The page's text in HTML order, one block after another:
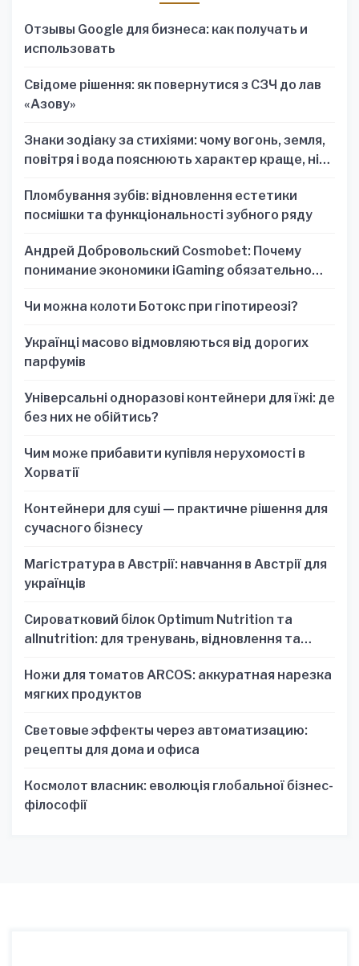
Отзывы Google для бизнеса: как получать и
использовать
Свідоме рішення: як повернутися з СЗЧ до лав
«Азову»
Знаки зодіаку за стихіями: чому вогонь, земля,
повітря і вода пояснюють характер краще, ніж
Пломбування зубів: відновлення естетики
посмішки та функціональності зубного ряду
Андрей Добровольский Cosmobet: Почему
понимание экономики iGaming обязательно
Чи можна колоти Ботокс при гіпотиреозі?
Українці масово відмовляються від дорогих
парфумів
Універсальні одноразові контейнери для їжі: де
без них не обійтись?
Чим може прибавити купівля нерухомості в
Хорватії
Контейнери для суші — практичне рішення для
сучасного бізнесу
Магістратура в Австрії: навчання в Австрії для
українців
Сироватковий білок Optimum Nutrition та
allnutrition: для тренувань, відновлення та
Ножи для томатов ARCOS: аккуратная нарезка
мягких продуктов
Световые эффекты через автоматизацию:
рецепты для дома и офиса
Космолот власник: еволюція глобальної бізнес-
філософії